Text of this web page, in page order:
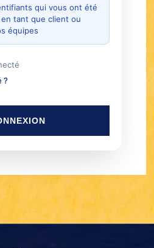
qui vous ont été
tant que client ou
équipes
?